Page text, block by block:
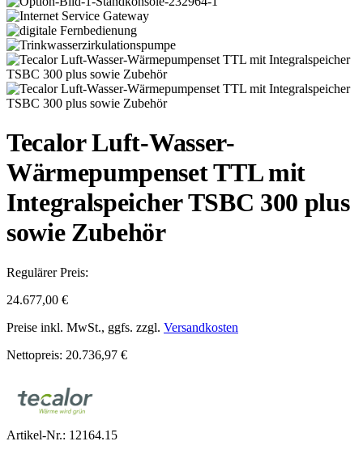
Tecalor Luft-Wasser-
Wärmepumpenset TTL mit
Integralspeicher TSBC 300 plus
sowie Zubehör
Regulärer Preis:
24.677,00 €
Preise inkl. MwSt., ggfs. zzgl. Versandkosten
Nettopreis: 20.736,97 €
Artikel-Nr.: 12164.15